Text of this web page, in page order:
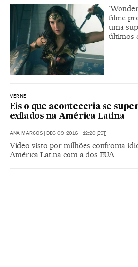
filme
uma
últimos
VERNE
Eis o que aconteceria se
exilados na América Latina
ANA MARCOS | DEC 09, 2016 - 12:20 EST
Vídeo visto por milhões confronta
América Latina com a dos EUA